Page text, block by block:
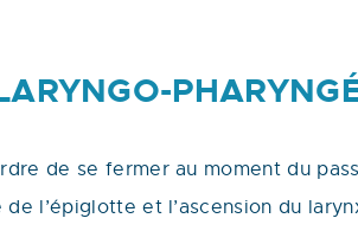
de se fermer au moment du
de l’épiglotte et l’ascension du